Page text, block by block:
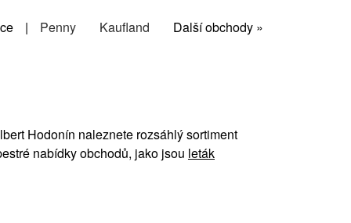
| Penny Kaufland Další obchody »
Hodonín naleznete rozsáhlý sortiment
nabídky obchodů, jako jsou leták